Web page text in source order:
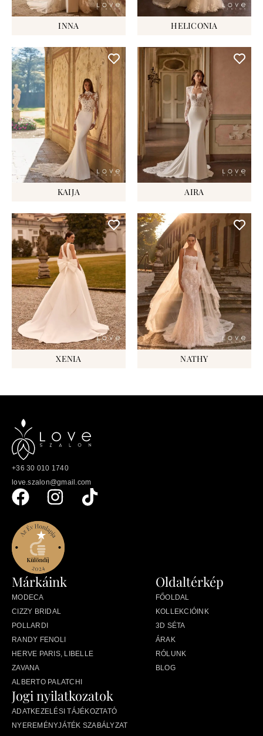
INNA HELICONIA
KAIJA AIRA
XENIA NATHY
+36 30 010 1740
love.szalon@gmail.com
Oldaltérkép
FŐOLDAL
KOLLEKCIÓINK
3D SÉTA
ÁRAK
RÓLUNK
BLOG
Márkáink
MODECA
CIZZY BRIDAL
POLLARDI
RANDY FENOLI
HERVE PARIS, LIBELLE
ZAVANA
ALBERTO PALATCHI
Jogi nyilatkozatok
ADATKEZELÉSI TÁJÉKOZTATÓ
NYEREMÉNYJÁTÉK SZABÁLYZAT